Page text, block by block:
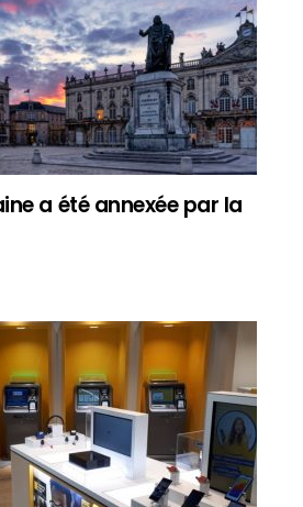
a été annexée par la